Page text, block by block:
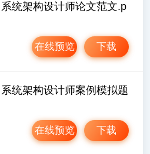
统架构设计师论文范文.p
下载
在线预览
统架构设计师案例模拟题
下载
在线预览